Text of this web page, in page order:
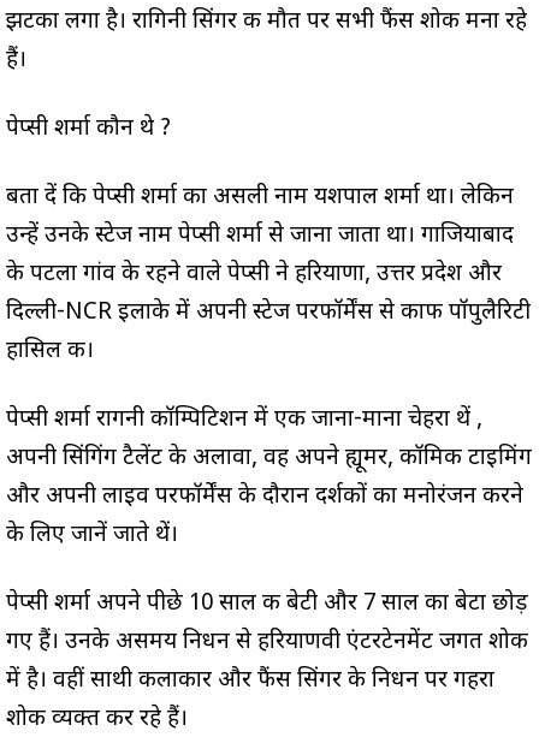
झटका लगा है। रागिनी सिंगर की मौत पर सभी फैंस शोक मना रहे
हैं।
पेप्सी शर्मा कौन थे ?
बता दें कि पेप्सी शर्मा का असली नाम यशपाल शर्मा था। लेकिन
उन्हें उनके स्टेज नाम पेप्सी शर्मा से जाना जाता था। गाजियाबाद
के पटला गांव के रहने वाले पेप्सी ने हरियाणा, उत्तर प्रदेश और
दिल्ली-NCR इलाके में अपनी स्टेज परफॉर्मेंस से काफी पॉपुलैरिटी
हासिल की।
पेप्सी शर्मा रागनी कॉम्पिटिशन में एक जाना-माना चेहरा थें ,
अपनी सिंगिंग टैलेंट के अलावा, वह अपने ह्यूमर, कॉमिक टाइमिंग
और अपनी लाइव परफॉर्मेंस के दौरान दर्शकों का मनोरंजन करने
के लिए जानें जाते थें।
पेप्सी शर्मा अपने पीछे 10 साल की बेटी और 7 साल का बेटा छोड़
गए हैं। उनके असमय निधन से हरियाणवी एंटरटेनमेंट जगत शोक
में है। वहीं साथी कलाकार और फैंस सिंगर के निधन पर गहरा
शोक व्यक्त कर रहे हैं।